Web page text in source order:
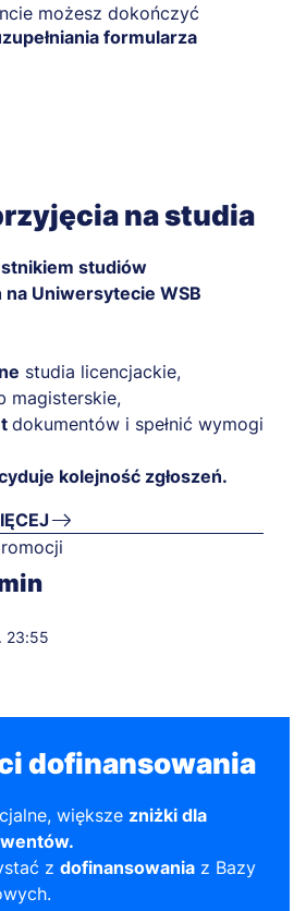
możesz dokończyć
formularza
na studia
studiów
Uniwersytecie WSB
studia licencjackie,
magisterskie,
dokumentów i spełnić wymogi
kolejność zgłoszeń.
23:55
dofinansowania
większe zniżki dla
z dofinansowania z Bazy
.